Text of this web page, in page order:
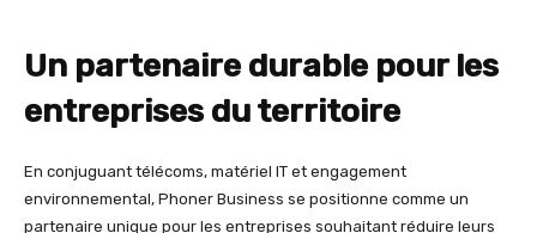
Un partenaire durable pour les
entreprises du territoire
En conjuguant télécoms, matériel IT et engagement
environnemental, Phoner Business se positionne comme un
partenaire unique pour les entreprises souhaitant réduire leurs